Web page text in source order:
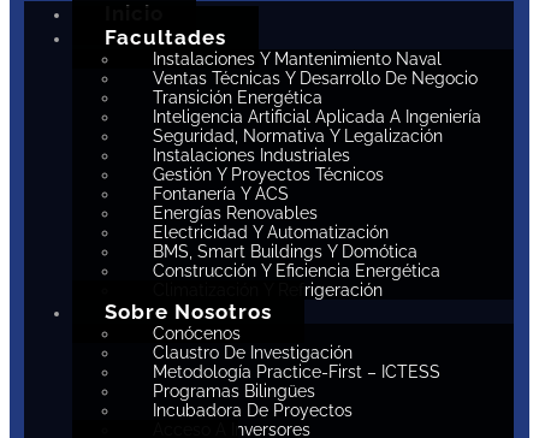
Inicio
Facultades
Instalaciones Y Mantenimiento Naval
Ventas Técnicas Y Desarrollo De Negocio
Transición Energética
Inteligencia Artificial Aplicada A Ingeniería
Seguridad, Normativa Y Legalización
Instalaciones Industriales
Gestión Y Proyectos Técnicos
Fontanería Y ACS
Energías Renovables
Electricidad Y Automatización
BMS, Smart Buildings Y Domótica
Construcción Y Eficiencia Energética
Climatización Y Refrigeración
Sobre Nosotros
Conócenos
Claustro De Investigación
Metodología Practice-First – ICTESS
Programas Bilingües
Incubadora De Proyectos
Acceso A Inversores